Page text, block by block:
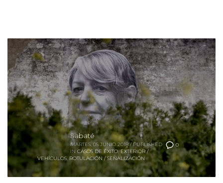
0
Sabaté
MARTES, 05 JUNIO 2018 / PUBLISHED
IN CASOS DE ÉXITO,EXTERIOR /
VEHÍCULOS
ROTULACIÓN / SEÑALIZACIÓN